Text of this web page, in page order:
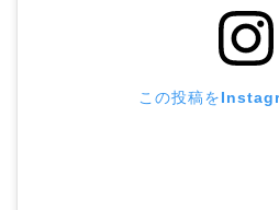
この投稿を